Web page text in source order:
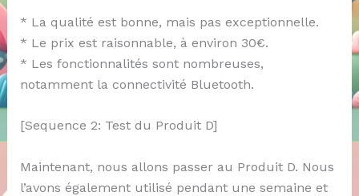
* La qualité est bonne, mais pas exceptionnelle.
* Le prix est raisonnable, à environ 30€.
* Les fonctionnalités sont nombreuses,
notamment la connectivité Bluetooth.
[Sequence 2: Test du Produit D]
Maintenant, nous allons passer au Produit D. Nous
l’avons également utilisé pendant une semaine et